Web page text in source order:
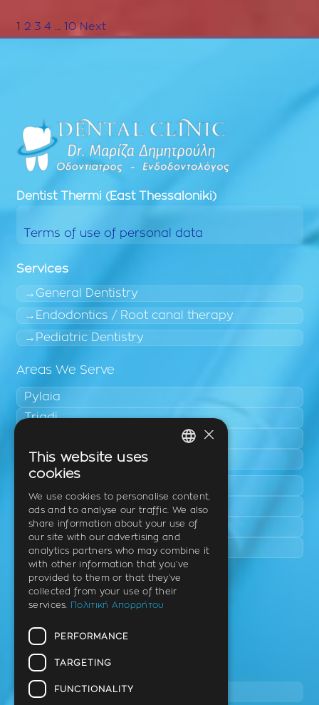
1 2 3 4 … 10 Next
Dentist Thermi (East Thessaloniki)
Terms of use of personal data
Services
General Dentistry
Endodontics / Root canal therapy
Pediatric Dentistry
Areas We Serve
Pylaia
Triadi
Epanomi
Kalamaria
Panorama
Charilaou
Clinic
Th. Litsa 10 – Tavaki (corner),
Thermi – Thessaloniki
Postal Code 57001
Tel.
2310 46 10 44
ENGLISH
GERMAN
×
This website uses
cookies
We use cookies to personalise content,
ads and to analyse our traffic. We also
share information about your use of
our site with our advertising and
analytics partners who may combine it
with other information that you’ve
provided to them or that they’ve
collected from your use of their
services.
Πολιτική Απορρήτου
PERFORMANCE
TARGETING
FUNCTIONALITY